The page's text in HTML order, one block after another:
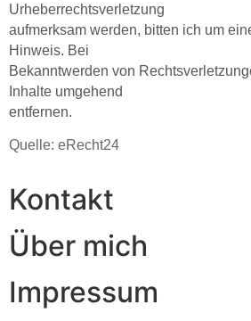
Urheberrechtsverletzung
aufmerksam werden, bitten ich um
Hinweis. Bei
Bekanntwerden von
Inhalte umgehend
entfernen.
Quelle: eRecht24
Kontakt
Über mich
Impressum